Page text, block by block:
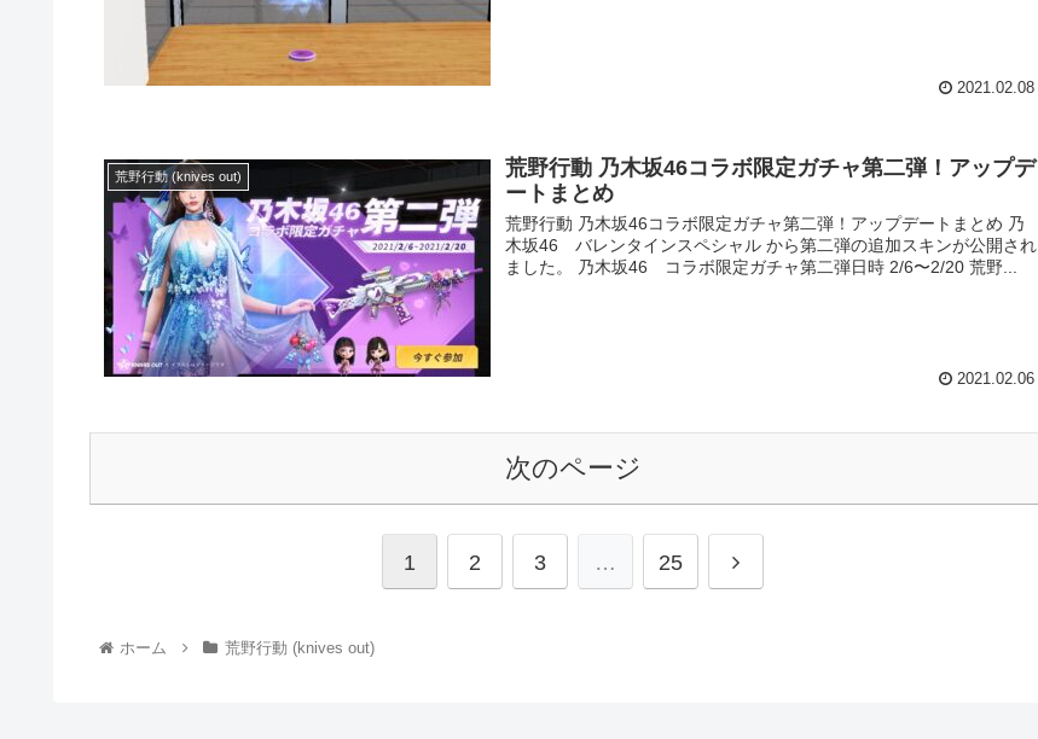
2021.02.08
荒野行動 (knives out)
荒野行動 乃木坂46コラボ限定ガチャ第二弾！アップデ
ートまとめ
荒野行動 乃木坂46コラボ限定ガチャ第二弾！アップデートまとめ 乃
木坂46 バレンタインスペシャル から第二弾の追加スキンが公開され
ました。 乃木坂46 コラボ限定ガチャ第二弾日時 2/6〜2/20 荒野...
2021.02.06
次のページ
1 2 3 … 25
ホーム 荒野行動 (knives out)